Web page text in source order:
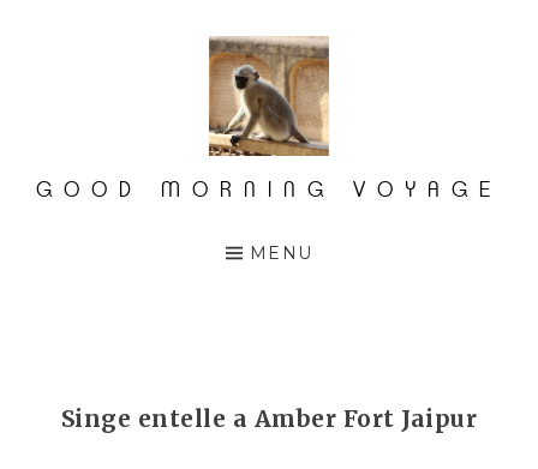
GOOD MORNING VOYAGE
MENU
Singe entelle a Amber Fort Jaipur